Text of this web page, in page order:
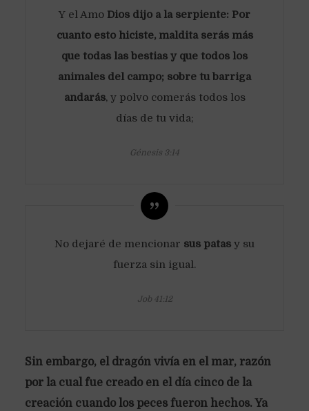
Y el Amo Dios dijo a la serpiente: Por
cuanto esto hiciste, maldita serás más
que todas las bestias y que todos los
animales del campo; sobre tu barriga
andarás, y polvo comerás todos los
días de tu vida;
Génesis 3:14
No dejaré de mencionar sus patas y su
fuerza sin igual.
Job 41:12
Sin embargo, el dragón vivía en el mar, razón
por la cual fue creado en el día cinco de la
creación cuando los peces fueron hechos. Ya